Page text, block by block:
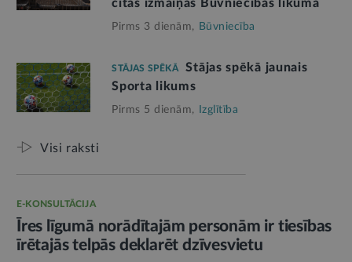
citas izmaiņas Būvniecības likumā
Pirms 3 dienām, Būvniecība
STĀJAS SPĒKĀ
Stājas spēkā jaunais
Sporta likums
Pirms 5 dienām, Izglītība
Visi raksti
E-KONSULTĀCIJA
Īres līgumā norādītajām personām ir tiesības
īrētajās telpās deklarēt dzīvesvietu